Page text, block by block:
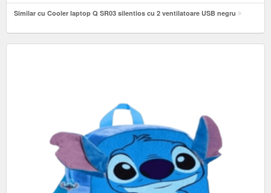
Similar cu Cooler laptop Q SR03 silentios cu 2 ventilatoare USB negru